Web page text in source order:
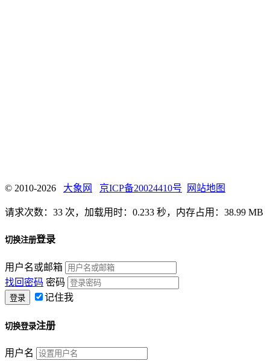
© 2010-2026 大象网 京ICP备20024410号 网站地图
请求次数：33 次，加载用时：0.233 秒，内存占用：38.99 MB
切换注册登录
用户名或邮箱
找回密码 密码
记住我
切换登录注册
用户名